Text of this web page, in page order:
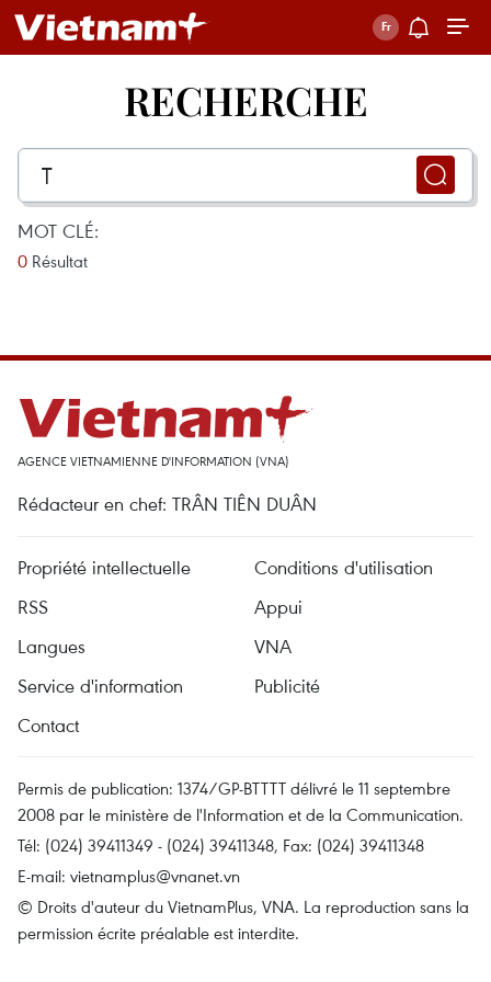
RECHERCHE
MOT CLÉ:
0 Résultat
AGENCE VIETNAMIENNE D'INFORMATION (VNA)
Rédacteur en chef: TRÂN TIÊN DUÂN
Propriété intellectuelle
Conditions d'utilisation
RSS
Appui
Langues
VNA
Service d'information
Publicité
Contact
Permis de publication: 1374/GP-BTTTT délivré le 11 septembre
2008 par le ministère de l'Information et de la Communication.
Tél: (024) 39411349 - (024) 39411348, Fax: (024) 39411348
E-mail: vietnamplus@vnanet.vn
© Droits d'auteur du VietnamPlus, VNA. La reproduction sans la
permission écrite préalable est interdite.